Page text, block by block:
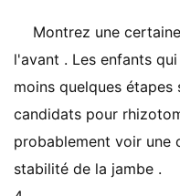
Montrez une
l'avant . Les enfants
moins quelques
candidats pour
probablement voir une
stabilité de la jambe .